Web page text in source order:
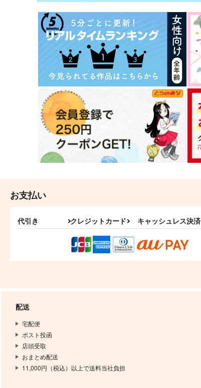
お支払い
代引き クレジットカード キャッシュレス決済
配送
宅配便
ポスト投函
店頭受取
おまとめ配送
11,000円（税込）以上で送料当社負担